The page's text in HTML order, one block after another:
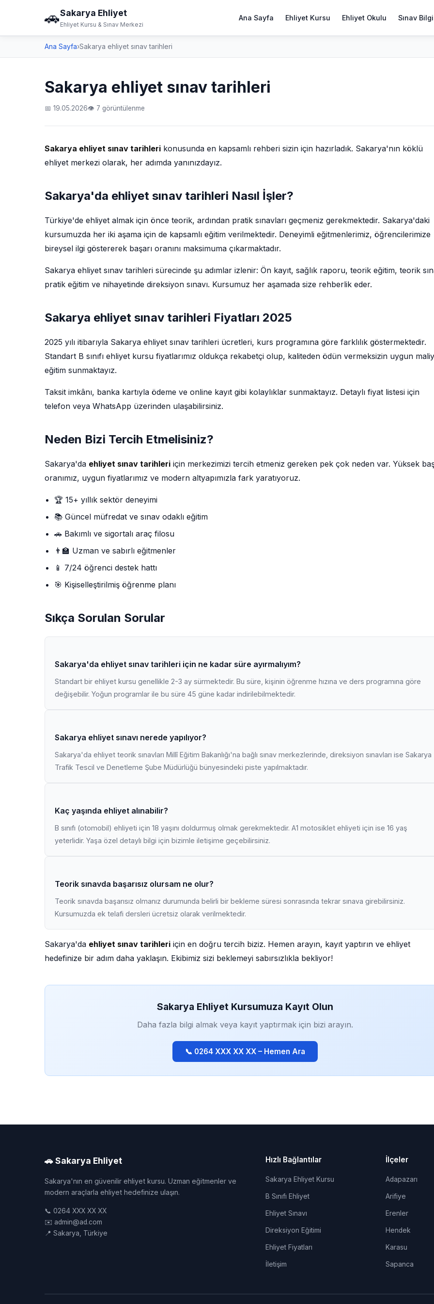
🚗Sakarya Ehliyet
Ehliyet Kursu & Sınav Merkezi
Ana Sayfa Ehliyet Kursu Ehliyet Okulu Sınav
Ana Sayfa›Sakarya ehliyet sınav tarihleri
Sakarya ehliyet sınav tarihleri
📅 19.05.2026👁 7 görüntülenme
Sakarya ehliyet sınav tarihleri konusunda en kapsamlı rehberi sizin için hazırladık. Sakarya'nın köklü
ehliyet merkezi olarak, her adımda yanınızdayız.
Sakarya'da ehliyet sınav tarihleri Nasıl İşler?
Türkiye'de ehliyet almak için önce teorik, ardından pratik sınavları geçmeniz gerekmektedir. Sakarya'daki
kursumuzda her iki aşama için de kapsamlı eğitim verilmektedir. Deneyimli eğitmenlerimiz, öğrencilerimize
bireysel ilgi göstererek başarı oranını maksimuma çıkarmaktadır.
Sakarya ehliyet sınav tarihleri sürecinde şu adımlar izlenir: Ön kayıt, sağlık raporu, teorik eğitim, teorik
pratik eğitim ve nihayetinde direksiyon sınavı. Kursumuz her aşamada size rehberlik eder.
Sakarya ehliyet sınav tarihleri Fiyatları 2025
2025 yılı itibarıyla Sakarya ehliyet sınav tarihleri ücretleri, kurs programına göre farklılık göstermektedir.
Standart B sınıfı ehliyet kursu fiyatlarımız oldukça rekabetçi olup, kaliteden ödün vermeksizin uygun
eğitim sunmaktayız.
Taksit imkânı, banka kartıyla ödeme ve online kayıt gibi kolaylıklar sunmaktayız. Detaylı fiyat listesi için
telefon veya WhatsApp üzerinden ulaşabilirsiniz.
Neden Bizi Tercih Etmelisiniz?
Sakarya'da ehliyet sınav tarihleri için merkezimizi tercih etmeniz gereken pek çok neden var. Yüksek
oranımız, uygun fiyatlarımız ve modern altyapımızla fark yaratıyoruz.
🏆 15+ yıllık sektör deneyimi
📚 Güncel müfredat ve sınav odaklı eğitim
🚗 Bakımlı ve sigortalı araç filosu
👨‍🏫 Uzman ve sabırlı eğitmenler
📱 7/24 öğrenci destek hattı
🎯 Kişiselleştirilmiş öğrenme planı
Sıkça Sorulan Sorular
Sakarya'da ehliyet sınav tarihleri için ne kadar süre ayırmalıyım?
Standart bir ehliyet kursu genellikle 2-3 ay sürmektedir. Bu süre, kişinin öğrenme hızına ve ders programına göre
değişebilir. Yoğun programlar ile bu süre 45 güne kadar indirilebilmektedir.
Sakarya ehliyet sınavı nerede yapılıyor?
Sakarya'da ehliyet teorik sınavları Millî Eğitim Bakanlığı'na bağlı sınav merkezlerinde, direksiyon sınavları ise Sakarya
Trafik Tescil ve Denetleme Şube Müdürlüğü bünyesindeki piste yapılmaktadır.
Kaç yaşında ehliyet alınabilir?
B sınıfı (otomobil) ehliyeti için 18 yaşını doldurmuş olmak gerekmektedir. A1 motosiklet ehliyeti için ise 16 yaş
yeterlidir. Yaşa özel detaylı bilgi için bizimle iletişime geçebilirsiniz.
Teorik sınavda başarısız olursam ne olur?
Teorik sınavda başarısız olmanız durumunda belirli bir bekleme süresi sonrasında tekrar sınava girebilirsiniz.
Kursumuzda ek telafi dersleri ücretsiz olarak verilmektedir.
Sakarya'da ehliyet sınav tarihleri için en doğru tercih biziz. Hemen arayın, kayıt yaptırın ve ehliyet
hedefinize bir adım daha yaklaşın. Ekibimiz sizi beklemeyi sabırsızlıkla bekliyor!
Sakarya Ehliyet Kursumuza Kayıt Olun
Daha fazla bilgi almak veya kayıt yaptırmak için bizi arayın.
📞 0264 XXX XX XX – Hemen Ara
🚗 Sakarya Ehliyet
Sakarya'nın en güvenilir ehliyet kursu. Uzman eğitmenler ve
modern araçlarla ehliyet hedefinize ulaşın.
📞 0264 XXX XX XX
✉️ admin@ad.com
📍 Sakarya, Türkiye
Hızlı Bağlantılar
Sakarya Ehliyet Kursu
B Sınıfı Ehliyet
Ehliyet Sınavı
Direksiyon Eğitimi
Ehliyet Fiyatları
İletişim
İlçeler
Adapazarı
Arifiye
Erenler
Hendek
Karasu
Sapanca